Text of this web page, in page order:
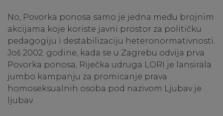
No, Povorka ponosa samo je jedna među brojnim
akcijama koje koriste javni prostor za političku
pedagogiju i destabilizaciju heteronormativnosti.
Još 2002. godine, kada se u Zagrebu odvija prva
Povorka ponosa, Riječka udruga LORI je lansirala
jumbo kampanju za promicanje prava
homoseksualnih osoba pod nazivom Ljubav je
ljubav.